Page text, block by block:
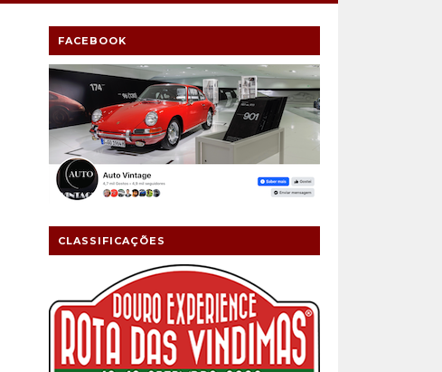
FACEBOOK
CLASSIFICAÇÕES